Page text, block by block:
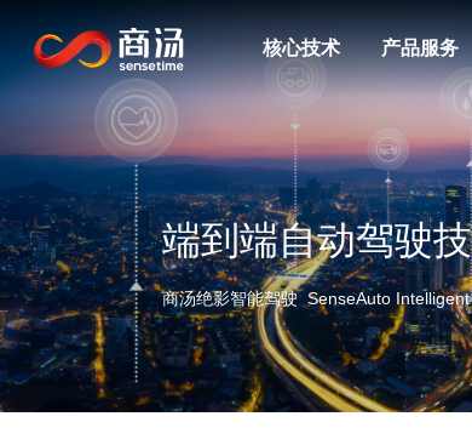
核心技术 产品服务
端到端自动驾驶
商汤绝影智能驾驶 SenseAuto